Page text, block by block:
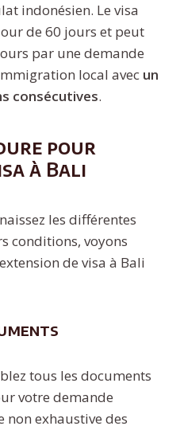
indonésien. Le visa
de 60 jours et peut
par une demande
local avec un
consécutives.
pour
à Bali
les différentes
conditions, voyons
de visa à Bali
tous les documents
votre demande
non exhaustive des